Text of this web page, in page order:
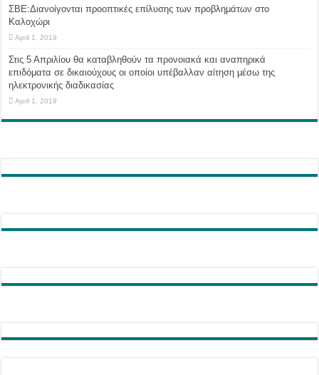
ΣΒΕ:Διανοίγονται προοπτικές επίλυσης των προβλημάτων στο
Καλοχώρι
April 1, 2019
Στις 5 Απριλίου θα καταβληθούν τα προνοιακά και αναπηρικά
επιδόματα σε δικαιούχους οι οποίοι υπέβαλλαν αίτηση μέσω της
ηλεκτρονικής διαδικασίας
April 1, 2019